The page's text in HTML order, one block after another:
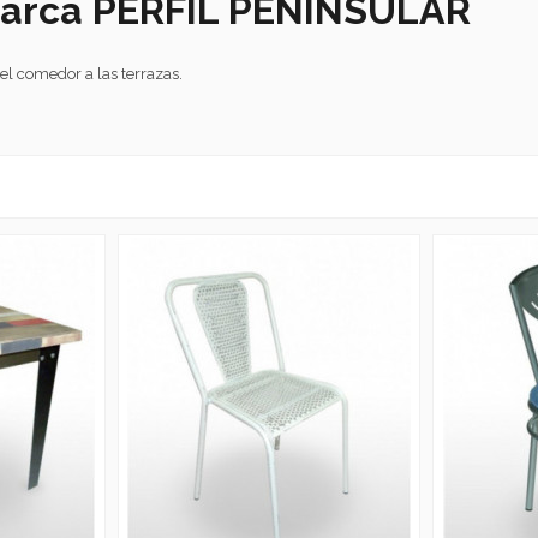
PERFIL PENINSULAR
comedor a las terrazas.